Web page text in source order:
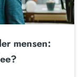
mensen: